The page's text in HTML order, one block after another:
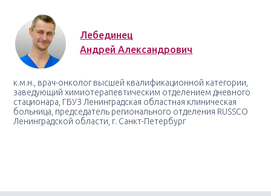
Лебединец
Андрей Александрович
к.м.н., врач-онколог высшей квалификационной категории,
заведующий химиотерапевтическим отделением дневного
стационара, ГБУЗ Ленинградская областная клиническая
больница, председатель регионального отделения RUSSCO
Ленинградской области, г. Санкт-Петербург